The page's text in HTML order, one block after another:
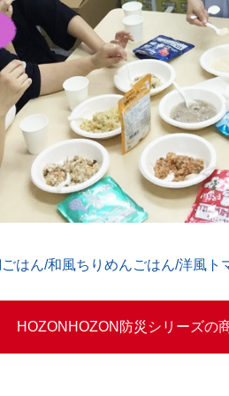
はん/和風ちりめんごはん/洋風ト
HOZONHOZON防災シリーズの